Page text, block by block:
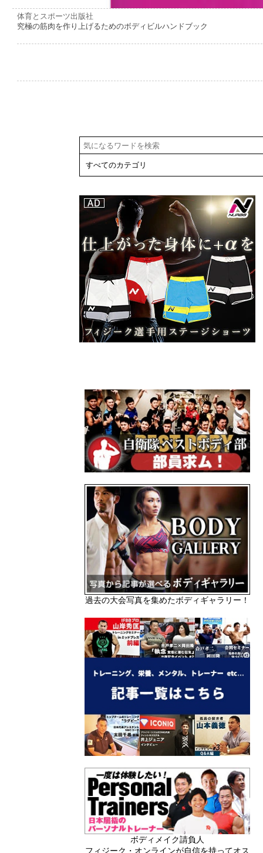
体育とスポーツ出版社
究極の筋肉を作り上げるためのボディビルハンドブック
過去の大会写真を集めたボディギャラリー！
ボディメイク請負人
フィジーク・オンラインが自信を持ってオス